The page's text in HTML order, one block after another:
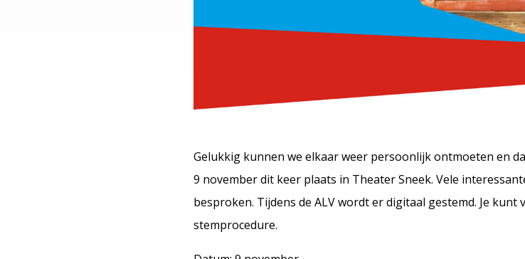
Gelukkig kunnen we elkaar weer persoonlijk ontmoeten en
9 november dit keer plaats in Theater Sneek. Vele
besproken. Tijdens de ALV wordt er digitaal gestemd. Je
stemprocedure.